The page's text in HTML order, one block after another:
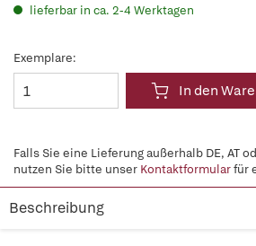
lieferbar in ca. 2-4 Werktagen
Exemplare:
In den
Falls Sie eine Lieferung außerhalb DE, AT
nutzen Sie bitte unser Kontaktformularfür
Beschreibung